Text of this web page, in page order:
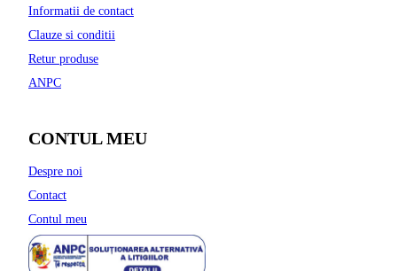
Informatii de contact
Clauze si conditii
Retur produse
ANPC
CONTUL MEU
Despre noi
Contact
Contul meu